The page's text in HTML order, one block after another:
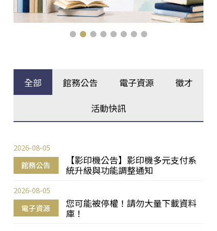
全部 館務公告 電子資源 徵才
活動快訊
館務公告
【影印機公告】影印機多元支付系
統升級與功能調整通知
2026-08-05
電子資源
您可能被停權！請勿大量下載資料
庫！
2026-08-05